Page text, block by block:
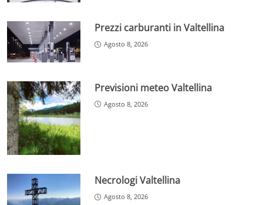
Prezzi carburanti in Valtellina
Agosto 8, 2026
Previsioni meteo Valtellina
Agosto 8, 2026
Necrologi Valtellina
Agosto 8, 2026